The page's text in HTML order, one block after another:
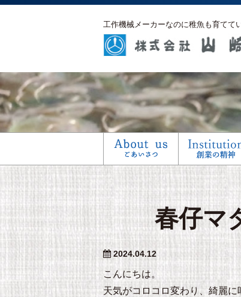
工作機械メーカーなのに稚魚も育てて
春仔マ
2024.04.12
こんにちは。
天気がコロコロ変わり、綺麗